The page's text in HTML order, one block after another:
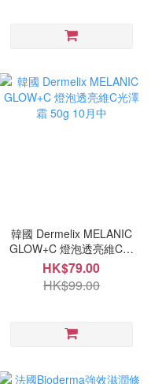
韓國 Dermelix MELANIC
GLOW+C 燈泡透亮維C光
澤霜 50g 10月中
HK$79.00
HK$99.00